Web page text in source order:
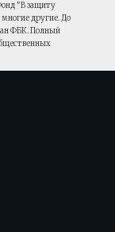
"В защиту
другие. До
ФБК. Полный